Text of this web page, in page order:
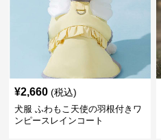
¥2,660 (税込)
犬服 ふわもこ天使の羽根付きワ
ンピースレインコート